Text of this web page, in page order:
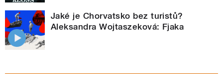
Jaké je Chorvatsko bez turistů?
Aleksandra Wojtaszeková: Fjaka